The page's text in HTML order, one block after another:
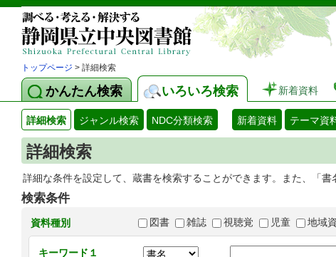
トップページ > 詳細検索
かんたん検索 いろいろ検索 新着資料
詳細検索 ジャンル検索 NDC分類検索 新着資料 テーマ資
詳細検索
詳細な条件を設定して、蔵書を検索することができます。また、「
検索条件
資料種別 図書 雑誌 視聴覚 児童 地域
キーワード１